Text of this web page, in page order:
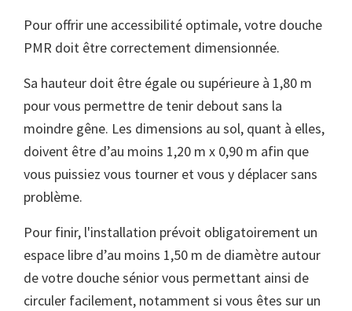
Pour offrir une accessibilité optimale, votre douche
PMR doit être correctement dimensionnée.
Sa hauteur doit être égale ou supérieure à 1,80 m
pour vous permettre de tenir debout sans la
moindre gêne. Les dimensions au sol, quant à elles,
doivent être d’au moins 1,20 m x 0,90 m afin que
vous puissiez vous tourner et vous y déplacer sans
problème.
Pour finir, l'installation prévoit obligatoirement un
espace libre d’au moins 1,50 m de diamètre autour
de votre douche sénior vous permettant ainsi de
circuler facilement, notamment si vous êtes sur un